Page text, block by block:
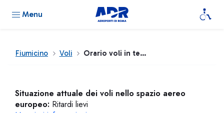
Menu
Fiumicino Voli Orario voli in tempo reale
Situazione attuale dei voli nello spazio aereo
europeo: Ritardi lievi